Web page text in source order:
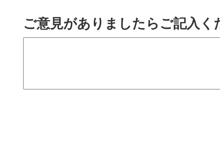
ご意見がありましたらご記入く